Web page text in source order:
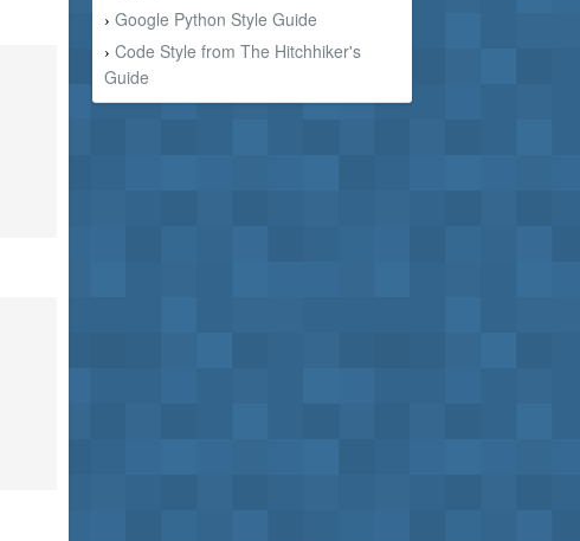
› Google Python Style Guide
› Code Style from The Hitchhiker's
Guide